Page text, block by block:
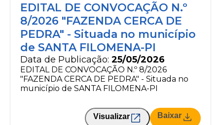
EDITAL DE CONVOCAÇÃO N.º
8/2026 "FAZENDA CERCA DE
PEDRA" - Situada no município
de SANTA FILOMENA-PI
Data de Publicação: 25/05/2026
EDITAL DE CONVOCAÇÃO N.º 8/2026
"FAZENDA CERCA DE PEDRA" - Situada no
município de SANTA FILOMENA-PI
Visualizar Baixar